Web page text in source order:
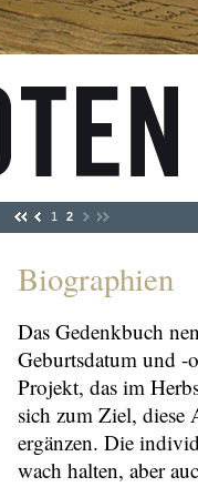
1 2
Biographien
Das Gedenkbuch
Geburtsdatum und -
Projekt, das im
sich zum Ziel, diese
ergänzen. Die
wach halten, aber